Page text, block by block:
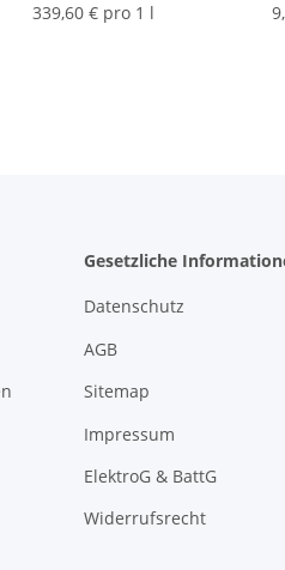
339,60 € pro 1 l
Gesetzliche
Datenschutz
AGB
Sitemap
Impressum
ElektroG & BattG
Widerrufsrecht